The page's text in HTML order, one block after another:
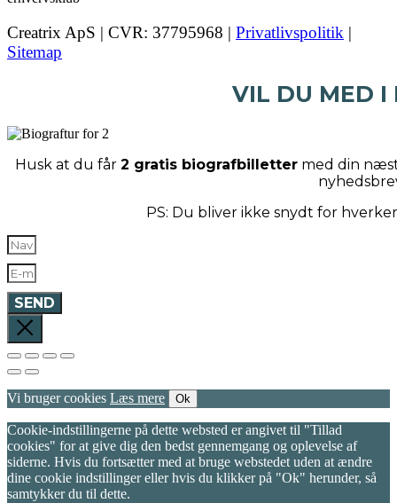
Creatrix ApS | CVR: 37795968 | Privatlivspolitik |
Sitemap
VIL DU MED I
Husk at du får 2 gratis biografbillettermed din
PS: Du bliver ikke snydt for
SEND
Vi bruger cookies Læs mere Ok
Cookie-indstillingerne på dette websted er angivet til "Tillad
cookies" for at give dig den bedst gennemgang og oplevelse af
siderne. Hvis du fortsætter med at bruge webstedet uden at ændre
dine cookie indstillinger eller hvis du klikker på "Ok" herunder, så
samtykker du til dette.